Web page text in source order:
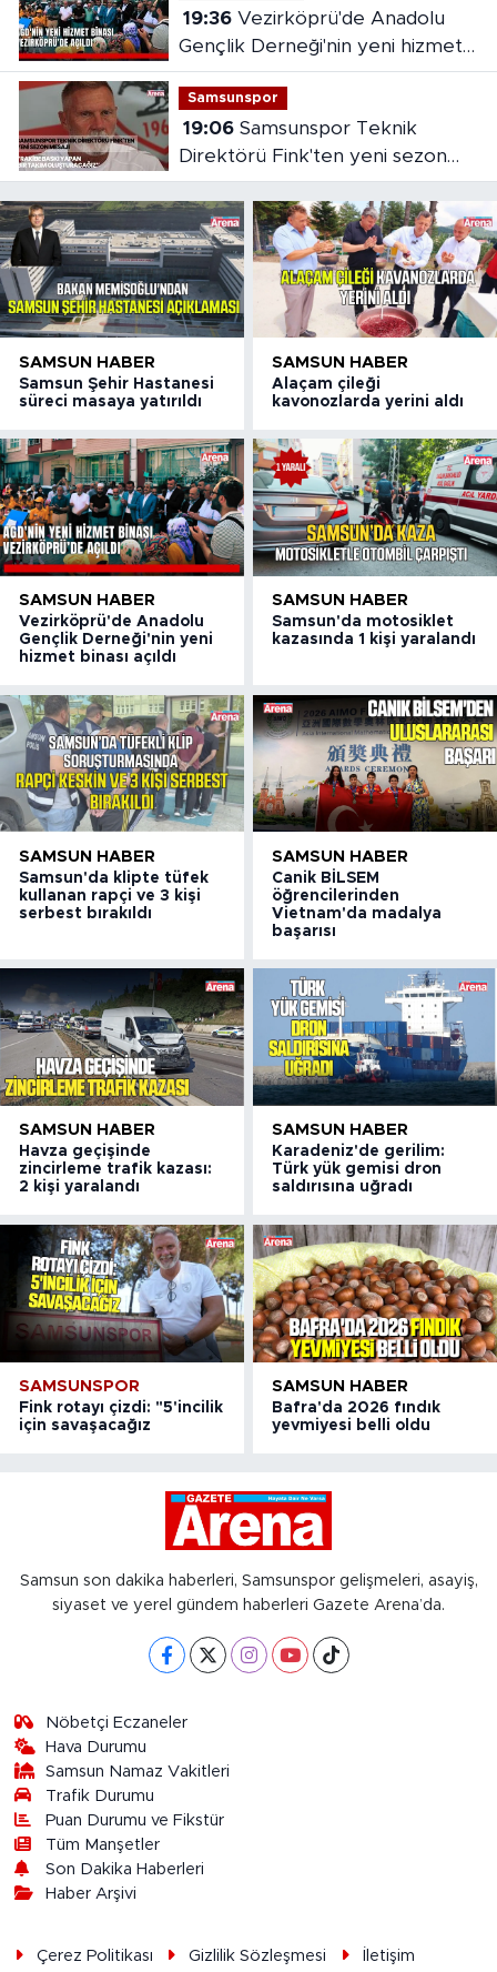
19:36Vezirköprü'de Anadolu
Gençlik Derneği'nin yeni hizmet
binası açıldı
Samsunspor
19:06Samsunspor Teknik
Direktörü Fink'ten yeni sezon
mesajı
SAMSUN HABER
Samsun Şehir Hastanesi
süreci masaya yatırıldı
SAMSUN HABER
Alaçam çileği
kavonozlarda yerini aldı
SAMSUN HABER
Vezirköprü'de Anadolu
Gençlik Derneği'nin yeni
hizmet binası açıldı
SAMSUN HABER
Samsun'da motosiklet
kazasında 1 kişi yaralandı
SAMSUN HABER
Samsun'da klipte tüfek
kullanan rapçi ve 3 kişi
serbest bırakıldı
SAMSUN HABER
Canik BİLSEM
öğrencilerinden
Vietnam'da madalya
başarısı
SAMSUN HABER
Havza geçişinde
zincirleme trafik kazası:
2 kişi yaralandı
SAMSUN HABER
Karadeniz'de gerilim:
Türk yük gemisi dron
saldırısına uğradı
SAMSUNSPOR
Fink rotayı çizdi: "5'incilik
için savaşacağız
SAMSUN HABER
Bafra'da 2026 fındık
yevmiyesi belli oldu
Samsun son dakika haberleri, Samsunspor gelişmeleri, asayiş,
siyaset ve yerel gündem haberleri Gazete Arena’da.
Nöbetçi Eczaneler
Hava Durumu
Samsun Namaz Vakitleri
Trafik Durumu
Puan Durumu ve Fikstür
Tüm Manşetler
Son Dakika Haberleri
Haber Arşivi
Çerez Politikası Gizlilik Sözleşmesi İletişim